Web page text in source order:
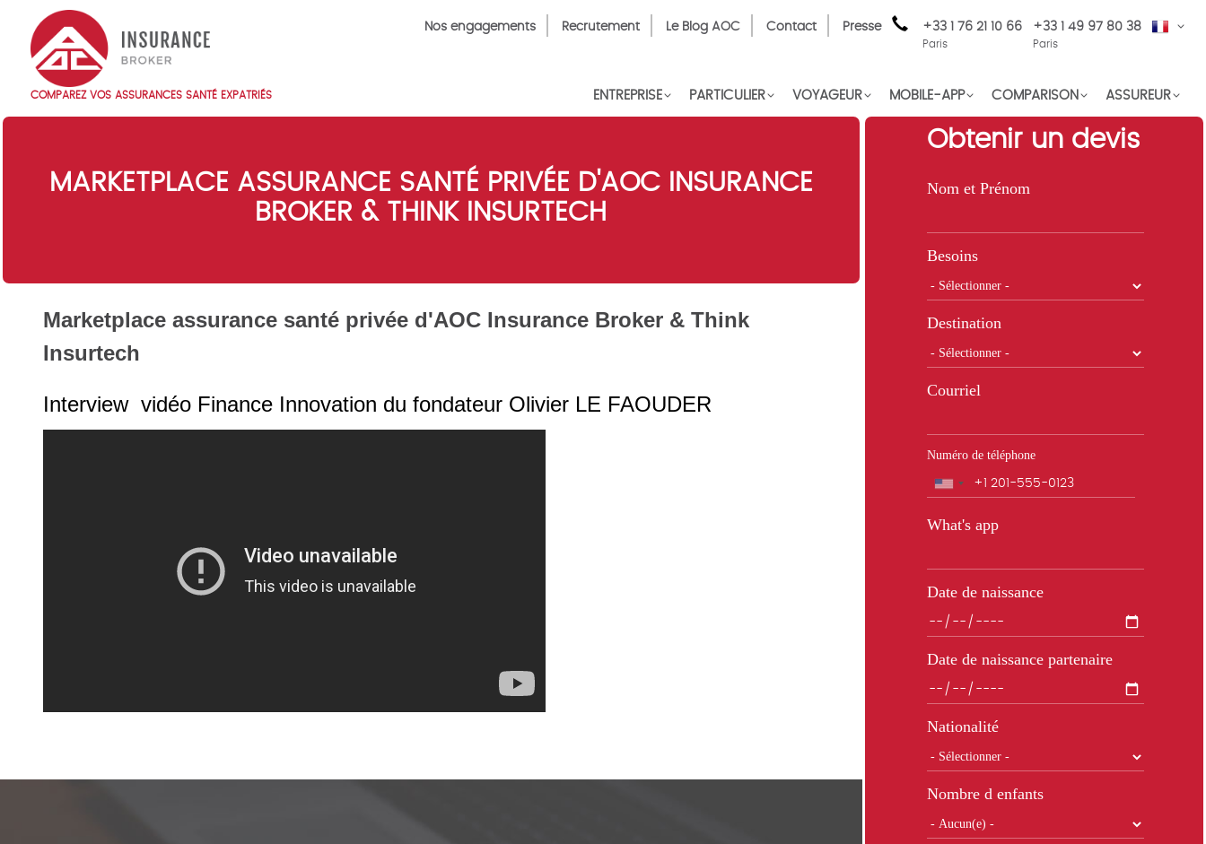
main
content
FR
TopNos engagements Recrutement Le Blog AOC Contact Presse +33 1 76 21 10 66
Paris
+33 1 49 97 80 38
Paris
COMPAREZ VOS ASSURANCES SANTÉ EXPATRIÉS
Main
FR
ENTREPRISE PARTICULIER VOYAGEUR ASSUREUR
COMPARISON
MOBILE-APP
MARKETPLACE ASSURANCE SANTÉ PRIVÉE D'AOC INSURANCE
BROKER & THINK INSURTECH
Marketplace assurance santé privée d'AOC Insurance Broker & Think
Insurtech
Interview vidéo Finance Innovation du fondateur Olivier LE FAOUDER
Obtenir un devis
Nom et Prénom
Besoins
Destination
Courriel
Numéro de téléphone
Téléphone
What's app
Date de naissance
Date de naissance partenaire
Nationalité
Nombre d enfants